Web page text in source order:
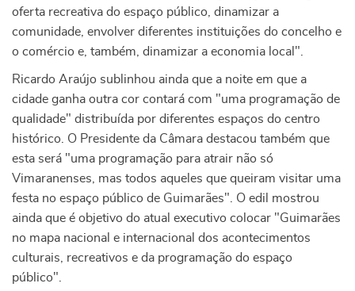
oferta recreativa do espaço público, dinamizar a
comunidade, envolver diferentes instituições do concelho e
o comércio e, também, dinamizar a economia local".
Ricardo Araújo sublinhou ainda que a noite em que a
cidade ganha outra cor contará com "uma programação de
qualidade" distribuída por diferentes espaços do centro
histórico. O Presidente da Câmara destacou também que
esta será "uma programação para atrair não só
Vimaranenses, mas todos aqueles que queiram visitar uma
festa no espaço público de Guimarães". O edil mostrou
ainda que é objetivo do atual executivo colocar "Guimarães
no mapa nacional e internacional dos acontecimentos
culturais, recreativos e da programação do espaço
público".